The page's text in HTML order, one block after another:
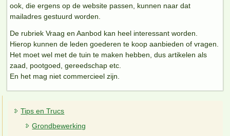
ook, die ergens op de website passen, kunnen naar dat
mailadres gestuurd worden.
De rubriek Vraag en Aanbod kan heel interessant worden.
Hierop kunnen de leden goederen te koop aanbieden of vragen.
Het moet wel met de tuin te maken hebben, dus artikelen als
zaad, pootgoed, gereedschap etc.
En het mag niet commercieel zijn.
Tips en Trucs
Grondbewerking